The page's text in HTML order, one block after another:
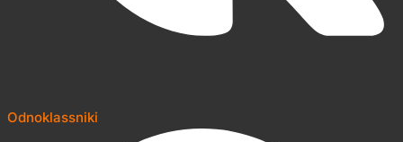
Odnoklassniki